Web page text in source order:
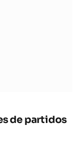
de partidos